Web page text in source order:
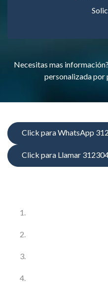
Necesitas mas
personalizada por
Click para WhatsApp
Click para Llamar